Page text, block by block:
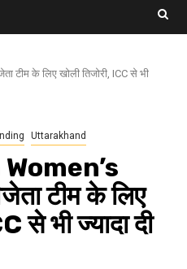
टीम के लिए खोली तिजोरी, ICC से भी
Uttarakhand
टीम के लिए
से भी ज्यादा दी